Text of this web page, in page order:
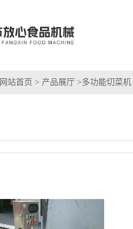
网站首页 > 产品展厅 >多功能切菜机